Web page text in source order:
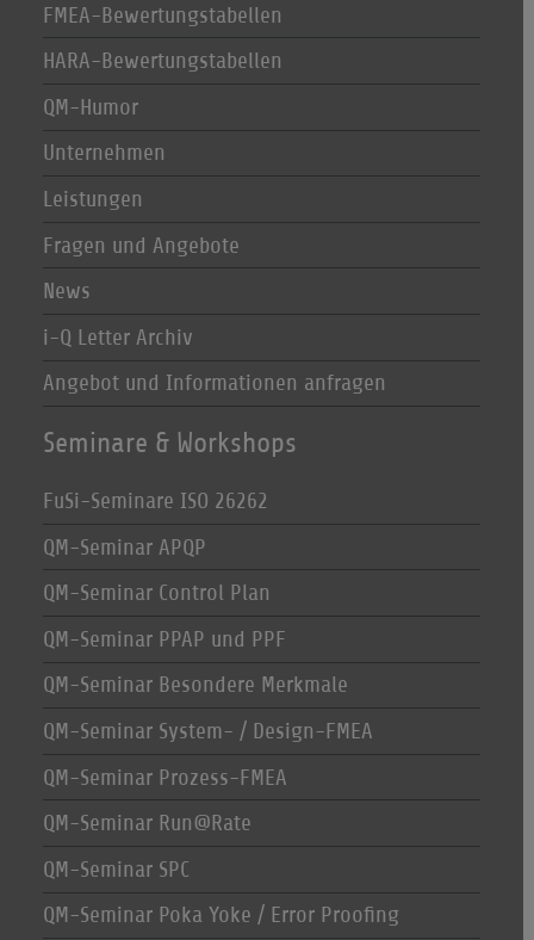
FMEA-Bewertungstabellen
HARA-Bewertungstabellen
QM-Humor
Unternehmen
Leistungen
Fragen und Angebote
News
i-Q Letter Archiv
Angebot und Informationen anfragen
Seminare & Workshops
FuSi-Seminare ISO 26262
QM-Seminar APQP
QM-Seminar Control Plan
QM-Seminar PPAP und PPF
QM-Seminar Besondere Merkmale
QM-Seminar System- / Design-FMEA
QM-Seminar Prozess-FMEA
QM-Seminar Run@Rate
QM-Seminar SPC
QM-Seminar Poka Yoke / Error Proofing